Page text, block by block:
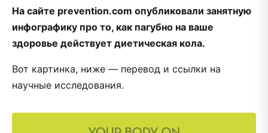
На сайте prevention.com опубликовали занятную
инфографику про то, как пагубно на ваше
здоровье действует диетическая кола.
Вот картинка, ниже — перевод и ссылки на
научные исследования.